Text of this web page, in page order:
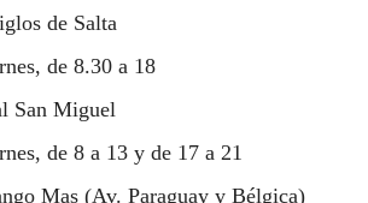
de Salta
de 8.30 a 18
San Miguel
de 8 a 13 y de 17 a 21
Mas (Av. Paraguay y Bélgica)